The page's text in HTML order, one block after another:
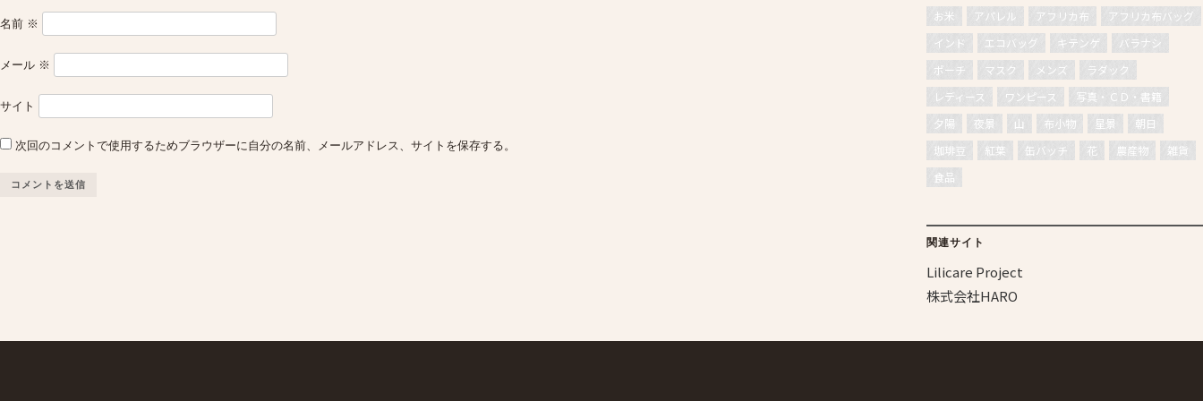
名前 ※
メール ※
サイト
次回のコメントで使用するためブラウザーに自分の名前、メールアドレス、サイトを保存する。
お米 アパレル アフリカ布
アフリカ布バッグ
インド
エコバッグ キテンゲ
バラナシ
ポーチ
マスク メンズ
ラダック
レディース
ワンピース
写真・ＣＤ・書籍
夕陽
夜景 山 布小物 星景
朝日
珈琲豆
紅葉 缶バッチ 花 農産物
雑貨
食品
関連サイト
Lilicare Project
株式会社HARO